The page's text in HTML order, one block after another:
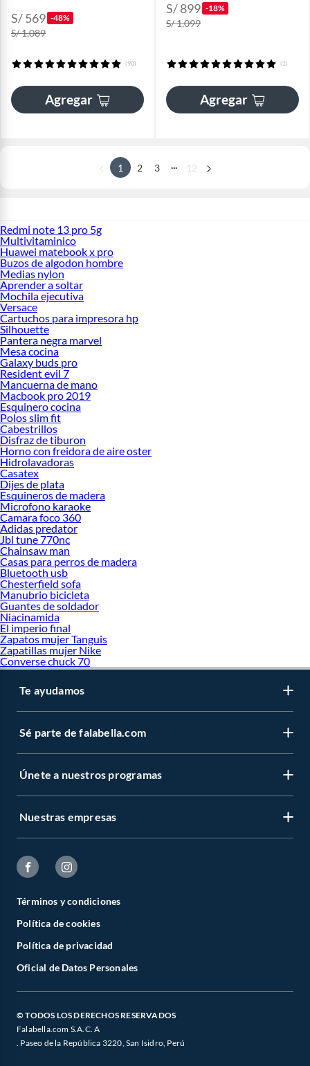
S/ 569 -48%
S/ 1,089
(90)
Agregar
S/ 899 -18%
S/ 1,099
(1)
Agregar
1 2 3 ... 12
Redmi note 13 pro 5g
Multivitaminico
Huawei matebook x pro
Buzos de algodon hombre
Medias nylon
Aprender a soltar
Mochila ejecutiva
Versace
Cartuchos para impresora hp
Silhouette
Pantera negra marvel
Mesa cocina
Galaxy buds pro
Resident evil 7
Mancuerna de mano
Macbook pro 2019
Esquinero cocina
Polos slim fit
Cabestrillos
Disfraz de tiburon
Horno con freidora de aire oster
Hidrolavadoras
Casatex
Dijes de plata
Esquineros de madera
Microfono karaoke
Camara foco 360
Adidas predator
Jbl tune 770nc
Chainsaw man
Casas para perros de madera
Bluetooth usb
Chesterfield sofa
Manubrio bicicleta
Guantes de soldador
Niacinamida
El imperio final
Zapatos mujer Tanguis
Zapatillas mujer Nike
Converse chuck 70
Te ayudamos
Sé parte de falabella.com
Únete a nuestros programas
Nuestras empresas
Términos y condiciones
Política de cookies
Política de privacidad
Oficial de Datos Personales
© TODOS LOS DERECHOS RESERVADOS
Falabella.com S.A.C. A
. Paseo de la República 3220, San Isidro, Perú